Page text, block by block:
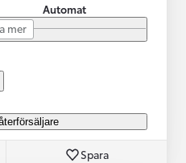
Automat
mer
Spara